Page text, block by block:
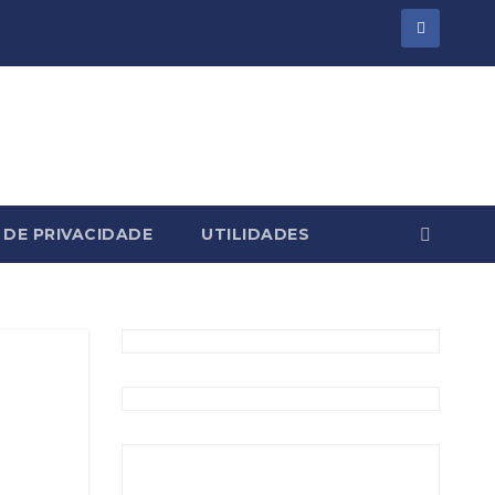
PRIVACIDADE UTILIDADES